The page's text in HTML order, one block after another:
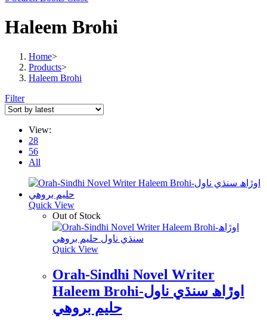
Haleem Brohi
Home>
Products>
Haleem Brohi
Filter
View:
28
56
All
Quick View
Out of Stock
Quick View
Orah-Sindhi Novel Writer
Haleem Brohi-اوڙاھ سنڌي ناول
حليم بروھي